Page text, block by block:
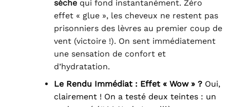
sèchequi fond instantanément. Zéro
effet « glue », les cheveux ne restent pas
prisonniers des lèvres au premier coup de
vent (victoire !). On sent immédiatement
une sensation de confort et
d’hydratation.
Le Rendu Immédiat : Effet « Wow » ?Oui,
clairement ! On a testé deux teintes : un